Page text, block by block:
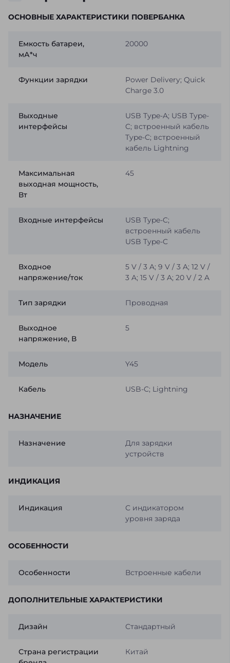
ОСНОВНЫЕ ХАРАКТЕРИСТИКИ ПОВЕРБАНКА
Емкость батареи,
мА*ч
20000
Функции зарядки
Power Delivery; Quick
Charge 3.0
Выходные
интерфейсы
USB Type-A; USB Type-
C; встроенный кабель
Type-C; встроенный
кабель Lightning
Максимальная
выходная мощность,
Вт
45
Входные интерфейсы
USB Type-C;
встроенный кабель
USB Type-C
Входное
напряжение/ток
5 V / 3 A; 9 V / 3 A; 12 V /
3 A; 15 V / 3 A; 20 V / 2 A
Тип зарядки Проводная
Выходное
напряжение, В
5
Модель Y45
Кабель USB-C; Lightning
НАЗНАЧЕНИЕ
Назначение
Для зарядки
устройств
ИНДИКАЦИЯ
Индикация
С индикатором
уровня заряда
ОСОБЕННОСТИ
Особенности Встроенные кабели
ДОПОЛНИТЕЛЬНЫЕ ХАРАКТЕРИСТИКИ
Дизайн Стандартный
Страна регистрации
Китай